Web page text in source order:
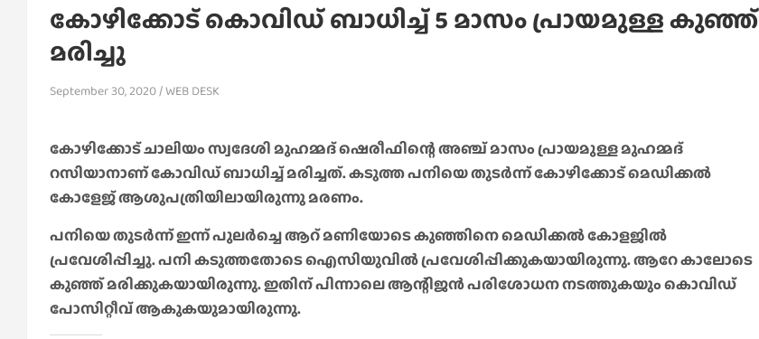
കോഴിക്കോട് കൊവിഡ് ബാധിച്ച് 5 മാസം പ്രായമുള്ള കുഞ്ഞ്
മരിച്ചു
September 30, 2020 WEB DESK
കോഴിക്കോട് ചാലിയം സ്വദേശി മുഹമ്മദ് ഷെരീഫിന്റെ അഞ്ച് മാസം പ്രായമുള്ള മുഹമ്മദ്
റസിയാനാണ് കോവിഡ് ബാധിച്ച് മരിച്ചത്. കടുത്ത പനിയെ തുടർന്ന് കോഴിക്കോട് മെഡിക്കൽ
കോളേജ് ആശുപത്രിയിലായിരുന്നു മരണം.
പനിയെ തുടർന്ന് ഇന്ന് പുലർച്ചെ ആറ് മണിയോടെകുഞ്ഞിനെ മെഡിക്കൽ കോളജിൽ
പ്രവേശിപ്പിച്ചു. പനി കടുത്തതോടെ ഐസിയുവിൽ പ്രവേശിപ്പിക്കുകയായിരുന്നു. ആറേ കാലോടെ
കുഞ്ഞ് മരിക്കുകയായിരുന്നു. ഇതിന് പിന്നാലെ ആന്റിജൻ പരിശോധന നടത്തുകയും കൊവിഡ്
പോസിറ്റീവ് ആകുകയുമായിരുന്നു.